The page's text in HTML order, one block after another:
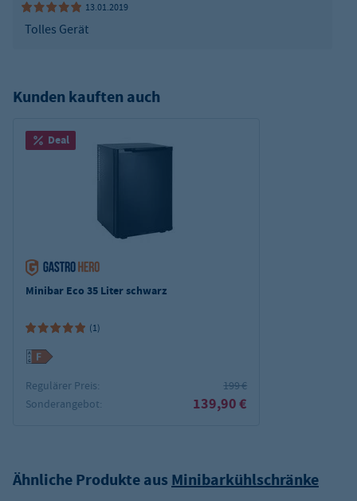
13.01.2019
Tolles Gerät
Kunden kauften auch
Deal
Minibar Eco 35 Liter schwarz
(1)
Regulärer Preis:
199 €
Sonderangebot:
139,90 €
Ähnliche Produkte aus Minibarkühlschränke